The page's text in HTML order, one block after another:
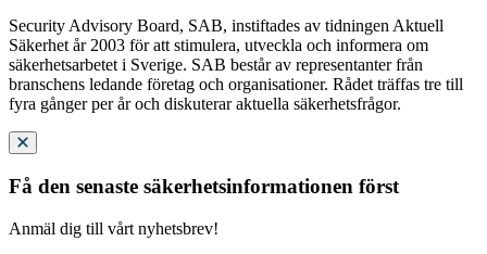
Security Advisory Board, SAB, instiftades av tidningen Aktuell
Säkerhet år 2003 för att stimulera, utveckla och informera om
säkerhetsarbetet i Sverige. SAB består av representanter från
branschens ledande företag och organisationer. Rådet träffas tre till
fyra gånger per år och diskuterar aktuella säkerhetsfrågor.
Få den senaste säkerhetsinformationen först
Anmäl dig till vårt nyhetsbrev!